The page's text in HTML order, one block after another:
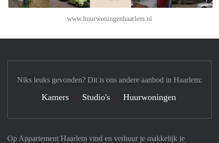
www.huurwoningenhaarlem.nl
Op Appartement Haarlem vind en verhuur je makkelijk je
Niks leuks gevonden? Dit is ons andere aanbod in Haarlem:
Kamers Studio's Huurwoningen